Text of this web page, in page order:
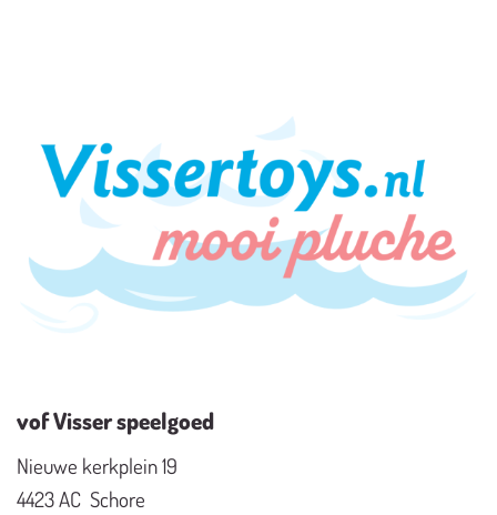
vof Visser speelgoed
Nieuwe kerkplein 19
4423 AC Schore